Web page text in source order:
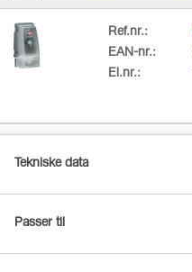
Ref.nr.:
EAN-nr.:
El.nr.:
Tekniske data
Passer til